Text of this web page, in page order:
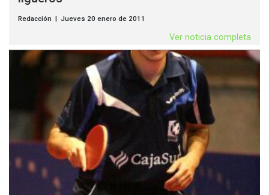
Redacción | Jueves 20 enero de 2011
Ver noticia completa